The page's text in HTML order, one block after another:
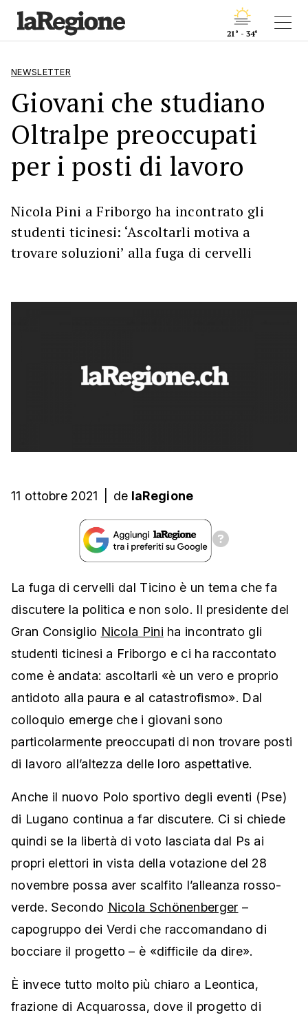
21° - 34°
NEWSLETTER
Giovani che studiano
Oltralpe preoccupati
per i posti di lavoro
Nicola Pini a Friborgo ha incontrato gli
studenti ticinesi: ‘Ascoltarli motiva a
trovare soluzioni’ alla fuga di cervelli
11 ottobre 2021 de laRegione
La fuga di cervelli dal Ticino è un tema che fa
discutere la politica e non solo. Il presidente del
Gran Consiglio Nicola Pini ha incontrato gli
studenti ticinesi a Friborgo e ci ha raccontato
come è andata: ascoltarli «è un vero e proprio
antidoto alla paura e al catastrofismo». Dal
colloquio emerge che i giovani sono
particolarmente preoccupati di non trovare posti
di lavoro all’altezza delle loro aspettative.
Anche il nuovo Polo sportivo degli eventi (Pse)
di Lugano continua a far discutere. Ci si chiede
quindi se la libertà di voto lasciata dal Ps ai
propri elettori in vista della votazione del 28
novembre possa aver scalfito l’alleanza rosso-
verde. Secondo Nicola Schönenberger –
capogruppo dei Verdi che raccomandano di
bocciare il progetto – è «difficile da dire».
È invece tutto molto più chiaro a Leontica,
frazione di Acquarossa, dove il progetto di